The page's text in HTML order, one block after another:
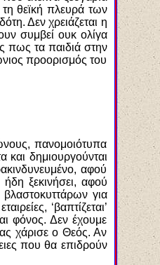
τη θεϊκή πλευρά των
Δεν χρειάζεται η
συμβεί ουκ ολίγα
πως τα παιδιά στην
προορισμός του
πανομοιότυπα
και δημιουργούνται
αφού
ξεκινήσει, αφού
για
‘βαπτίζεται’
φόνος. Δεν έχουμε
χάρισε ο Θεός. Αν
που θα επιδρούν